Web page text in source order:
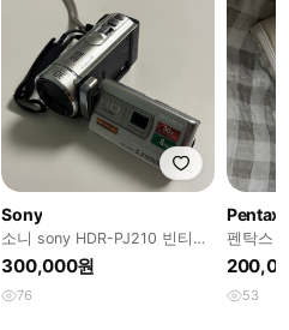
Sony
소니 sony HDR-PJ210 빈티지
캠코더 (프로젝터 내장)
300,000원
76
Pentax
펜탁스
카
53